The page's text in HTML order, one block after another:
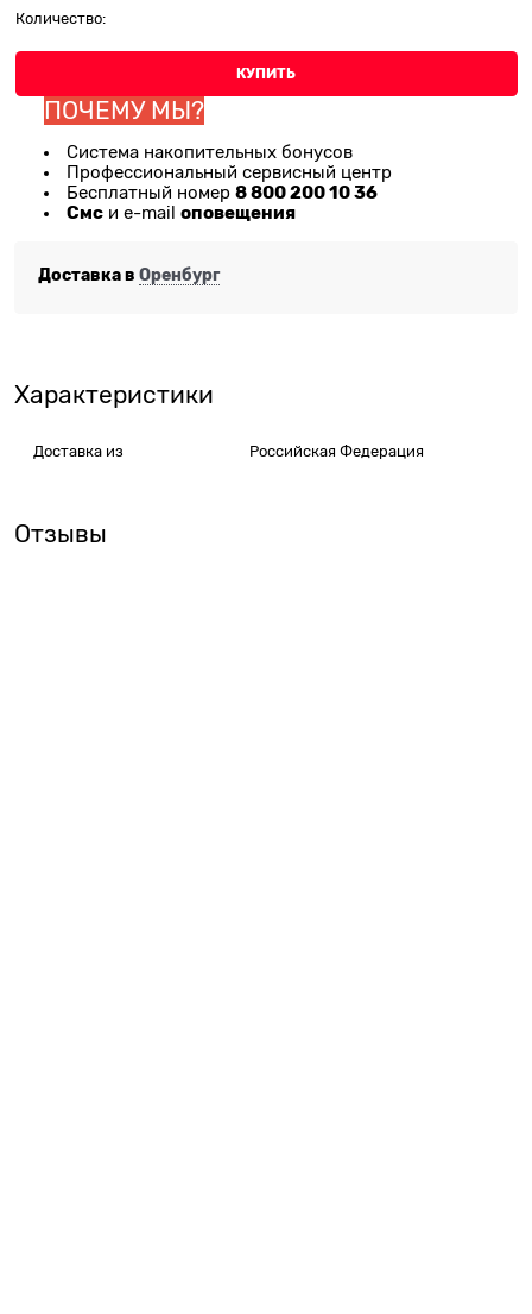
Количество:
КУПИТЬ
ПОЧЕМУ МЫ?
Система накопительных бонусов
Профессиональный сервисный центр
Бесплатный номер 8 800 200 10 36
Смс и e-mail оповещения
Доставка в Оренбург
Характеристики
Доставка из Российская Федерация
Отзывы